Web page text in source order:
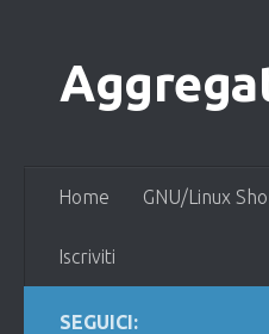
Home GNU/Linux
Iscriviti
SEGUICI: